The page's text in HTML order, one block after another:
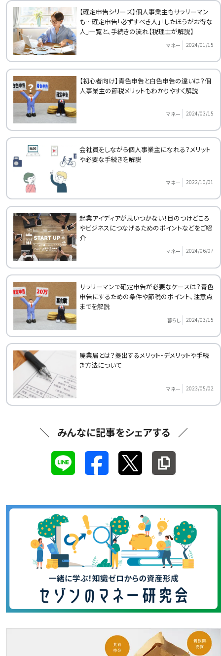
【確定申告シリーズ】個人事業主もサラリーマン
も…確定申告「必ずすべき人」「したほうがお得な
人」一覧と、手続きの流れ【税理士が解説】
マネー 2024/01/15
【初心者向け】青色申告と白色申告の違いは？個
人事業主の節税メリットもわかりやすく解説
マネー 2024/03/15
会社員をしながら個人事業主になれる？メリット
や必要な手続きを解説
マネー 2022/10/01
起業アイディアが思いつかない！目のつけどころ
やビジネスにつなげるためのポイントなどをご紹
介
マネー 2024/06/07
サラリーマンで確定申告が必要なケースは？青色
申告にするための条件や節税のポイント、注意点
までを解説
暮らし 2024/03/15
廃業届とは？提出するメリット・デメリットや手続
き方法について
マネー 2023/05/02
みんなに記事をシェアする